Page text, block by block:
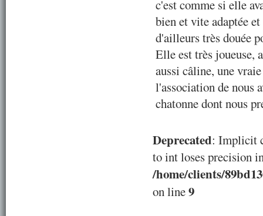
c'est comme si elle
bien et vite adaptée
d'ailleurs très douée
Elle est très joueuse,
aussi câline, une
l'association de nous
chatonne dont nous
Deprecated: Implicit
to int loses precision
/home/clients/
on line9